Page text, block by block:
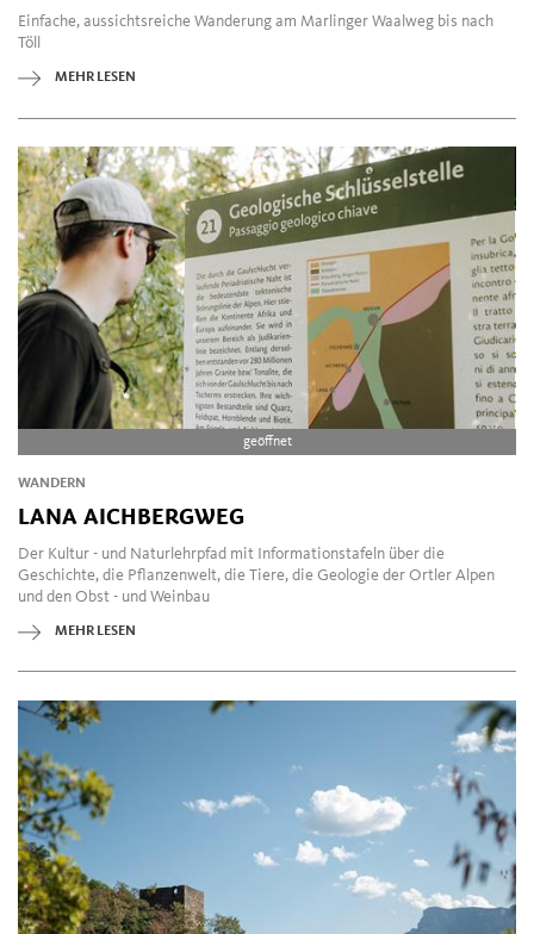
Einfache, aussichtsreiche Wanderung am Marlinger Waalweg bis nach
Töll
MEHR LESEN
geöffnet
WANDERN
LANA AICHBERGWEG
Der Kultur - und Naturlehrpfad mit Informationstafeln über die
Geschichte, die Pflanzenwelt, die Tiere, die Geologie der Ortler Alpen
und den Obst - und Weinbau
MEHR LESEN